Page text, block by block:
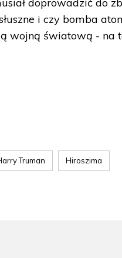
i czy bomba
wojną światową - na
Truman Hiroszima